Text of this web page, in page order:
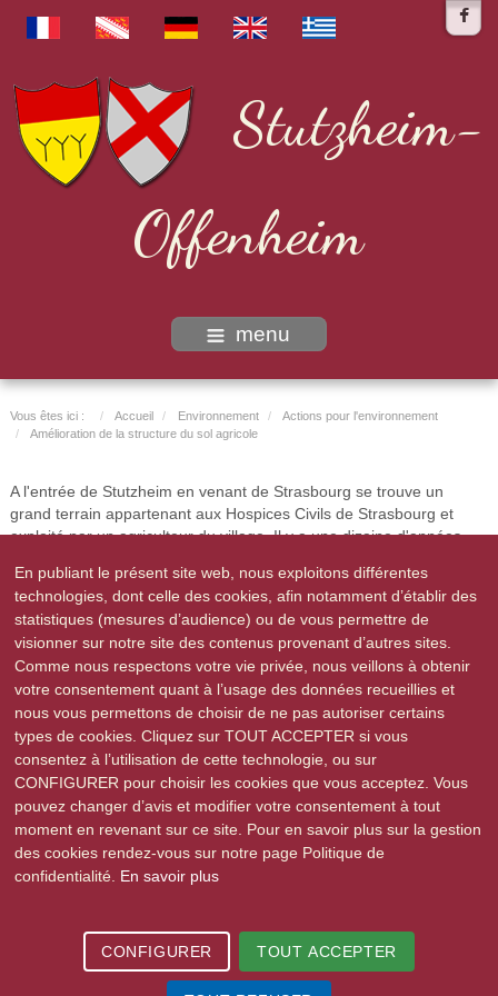
Stutzheim-
Offenheim
menu
Vous êtes ici : Accueil Environnement
Actions pour l'environnement
Amélioration de la structure du sol agricole
A l'entrée de Stutzheim en venant de Strasbourg se trouve un
grand terrain appartenant aux Hospices Civils de Strasbourg et
exploité par un agriculteur du village. Il y a une dizaine d'années,
déposer des gravats dans le cadre d'une « amélioration foncière ».
Des milliers de camions y ont déversé de la mauvaise terre et des
gravats de démolition. Résultat, le terrain est devenu difficilement
exploitable. S'en suivent des années de discussions et de
négociations avec Lingenheld, pour améliorer la structure du sol
par apport de terre végétale, mais sans succès. En novembre
2014, les exploitants ont pris contact avec une autre société qui
avait des chantiers en cours dans la communauté urbaine de
Strasbourg. La société GCM a donc livré de la terre cultivable qui a
été déposée au-dessus des gravats, en vue de rectifier la structure
du sol et d'améliorer l'exploitation agricole de la parcelle.
2015-2026 © Stutzheim-Offenheim | Tous droits réservés |Mentions légales
Politique de confidentialité| Site réalisé pare-novea, agence web à
En publiant le présent site web, nous exploitons différentes
technologies, dont celle des cookies, afin notamment d’établir des
statistiques (mesures d’audience) ou de vous permettre de
visionner sur notre site des contenus provenant d’autres sites.
Comme nous respectons votre vie privée, nous veillons à obtenir
votre consentement quant à l’usage des données recueillies et
nous vous permettons de choisir de ne pas autoriser certains
types de cookies. Cliquez sur TOUT ACCEPTER si vous
consentez à l’utilisation de cette technologie, ou sur
CONFIGURER pour choisir les cookies que vous acceptez. Vous
pouvez changer d’avis et modifier votre consentement à tout
moment en revenant sur ce site. Pour en savoir plus sur la gestion
des cookies rendez-vous sur notre page Politique de
confidentialité. En savoir plus
CONFIGURER TOUT ACCEPTER